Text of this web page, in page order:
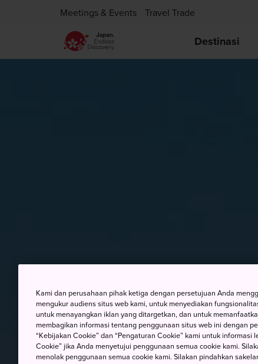
Meetings & Events Travel Trade
Destinasi
Kami dan perusahaan pihak ketiga dengan persetujuan Anda
mengukur audiens situs web kami, untuk menyediakan
untuk menayangkan iklan yang ditargetkan, dan untuk
membagikan informasi tentang penggunaan situs web ini dengan
“Kebijakan Cookie” dan “Pengaturan Cookie” kami untuk informasi
Cookie” jika Anda menyetujui penggunaan semua cookie kami.
menolak penggunaan semua cookie kami. Silakan pindahkan